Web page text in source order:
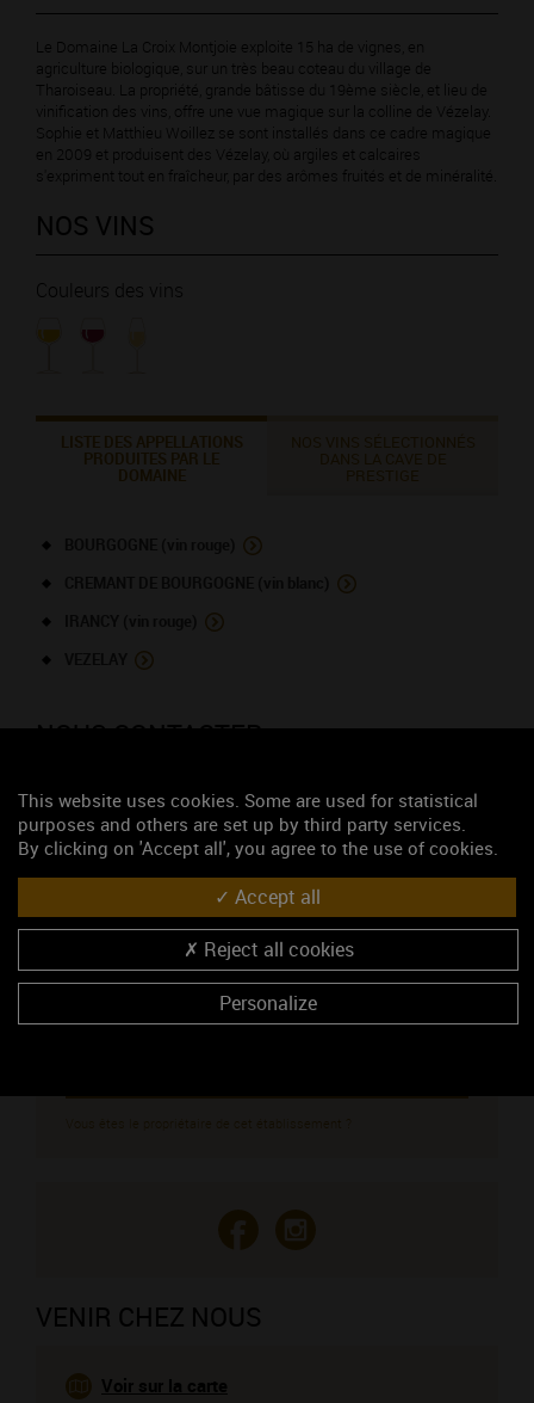
Le Domaine La Croix Montjoie exploite 15 ha de vignes, en
agriculture biologique, sur un très beau coteau du village de
Tharoiseau. La propriété, grande bâtisse du 19ème siècle, et lieu de
vinification des vins, offre une vue magique sur la colline de Vézelay.
Sophie et Matthieu Woillez se sont installés dans ce cadre magique
en 2009 et produisent des Vézelay, où argiles et calcaires
s'expriment tout en fraîcheur, par des arômes fruités et de minéralité.
NOS VINS
Couleurs des vins
LISTE DES APPELLATIONS
PRODUITES PAR LE
DOMAINE
NOUS CONTACTER
Domaine La Croix Montjoie - Vins de
Vézelay
Viticulteur
89450 THAROISEAU
Madame WOILLEZ Sophie
03 86 32 40 94
VENIR CHEZ NOUS
Voir sur la carte
This website uses cookies. Some are used for statistical
purposes and others are set up by third party services.
By clicking on 'Accept all', you agree to the use of cookies.
Accept all
Reject all cookies
Personalize